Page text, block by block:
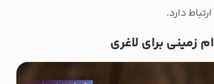
دارد.
زمینی برای لاغری